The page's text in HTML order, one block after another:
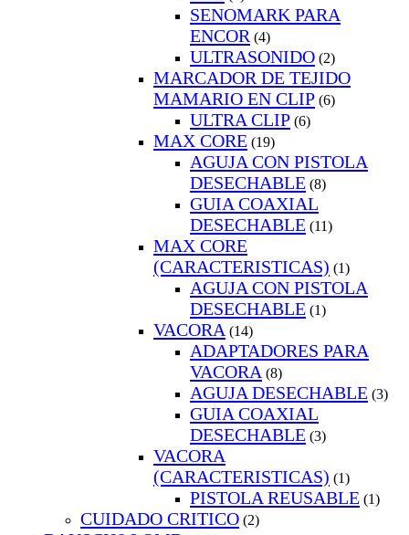
SENOMARK PARA
ENCOR (4)
ULTRASONIDO (2)
MARCADOR DE TEJIDO
MAMARIO EN CLIP (6)
ULTRA CLIP (6)
MAX CORE (19)
AGUJA CON PISTOLA
DESECHABLE (8)
GUIA COAXIAL
DESECHABLE (11)
MAX CORE
(CARACTERISTICAS) (1)
AGUJA CON PISTOLA
DESECHABLE (1)
VACORA (14)
ADAPTADORES PARA
VACORA (8)
AGUJA DESECHABLE (3)
GUIA COAXIAL
DESECHABLE (3)
VACORA
(CARACTERISTICAS) (1)
PISTOLA REUSABLE (1)
CUIDADO CRITICO (2)